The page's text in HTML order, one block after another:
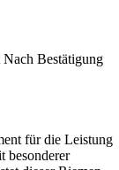
Nach Bestätigung
für die Leistung
besonderer